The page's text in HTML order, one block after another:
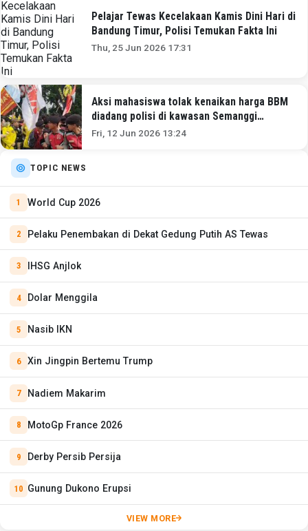
Pelajar Tewas Kecelakaan Kamis Dini Hari di
Bandung Timur, Polisi Temukan Fakta Ini
Thu, 25 Jun 2026 17:31
Aksi mahasiswa tolak kenaikan harga BBM
diadang polisi di kawasan Semanggi
Jakarta, polisi larang demo di Bundaran HI
Fri, 12 Jun 2026 13:24
TOPIC NEWS
World Cup 2026
Pelaku Penembakan di Dekat Gedung Putih AS Tewas
IHSG Anjlok
Dolar Menggila
Nasib IKN
Xin Jingpin Bertemu Trump
Nadiem Makarim
MotoGp France 2026
Derby Persib Persija
Gunung Dukono Erupsi
VIEW MORE